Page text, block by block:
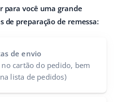
para você uma grande
de preparação de remessa:
de envio
cartão do pedido, bem
lista de pedidos)